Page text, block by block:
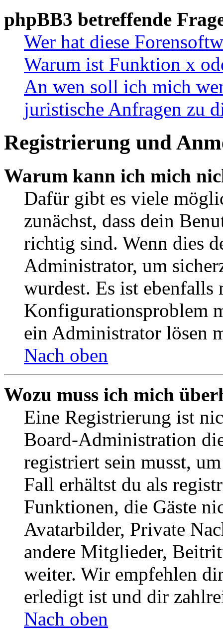
phpBB3 betreffende
Wer hat diese
Warum ist Funktion x
An wen soll ich mich
juristische Anfragen zu
Registrierung und
Warum kann ich mich
Dafür gibt es viele
zunächst, dass dein
richtig sind. Wenn dies
Administrator, um
wurdest. Es ist ebenfalls
Konfigurationsproblem
ein Administrator lösen
Nach oben
Wozu muss ich mich
Eine Registrierung ist
Board-Administration
registriert sein musst,
Fall erhältst du als
Funktionen, die Gäste
Avatarbilder, Private
andere Mitglieder,
weiter. Wir empfehlen
erledigt ist und dir
Nach oben